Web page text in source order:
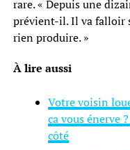
rare. « Depuis une
prévient-il. Il va falloir
rien produire. »
À lire aussi
Votre voisin
ça vous énerve
côté